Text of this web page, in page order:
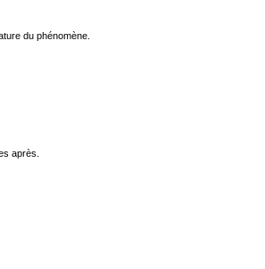
du phénomène.
après.